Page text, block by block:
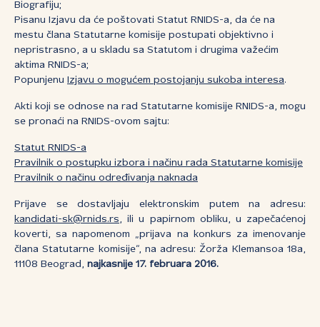
Biografiju;
Pisanu Izjavu da će poštovati Statut RNIDS-a, da će na
mestu člana Statutarne komisije postupati objektivno i
nepristrasno, a u skladu sa Statutom i drugima važećim
aktima RNIDS-a;
Popunjenu
Izjavu o mogućem postojanju sukoba interesa.
Akti koji se odnose na rad Statutarne komisije RNIDS-a, mogu
se pronaći na RNIDS-ovom sajtu:
Statut RNIDS-a
Pravilnik o postupku izbora i načinu rada Statutarne komisije
Pravilnik o načinu određivanja naknada
Prijave se dostavljaju elektronskim putem na adresu:
kandidati-sk@rnids.rs, ili u papirnom obliku, u zapečaćenoj
koverti, sa napomenom „prijava na konkurs za imenovanje
člana Statutarne komisije“, na adresu: Žorža Klemansoa 18a,
11108 Beograd, najkasnije 17. februara 2016.